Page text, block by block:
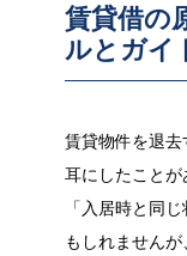
賃貸借の
ルとガイ
賃貸物件を退
耳にしたことが
「入居時と同
もしれませんが